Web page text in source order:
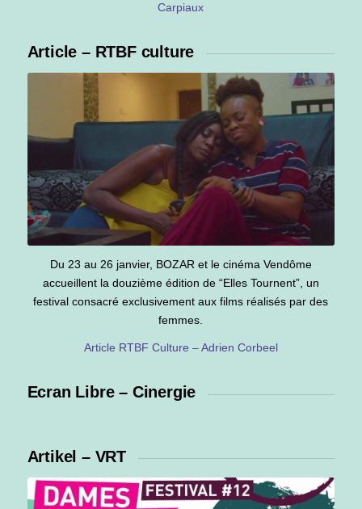
Carpiaux
Article – RTBF culture
Du 23 au 26 janvier, BOZAR et le cinéma Vendôme
accueillent la douzième édition de “Elles Tournent”, un
festival consacré exclusivement aux films réalisés par des
femmes.
Article RTBF Culture – Adrien Corbeel
Ecran Libre – Cinergie
Artikel – VRT